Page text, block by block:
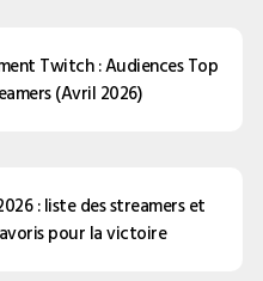
Twitch : Audiences Top
(Avril 2026)
: liste des streamers et
pour la victoire